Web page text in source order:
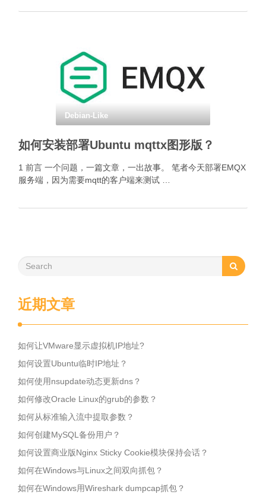
Debian-Like
如何安装部署Ubuntu mqttx图形版？
1 前言 一个问题，一篇文章，一出故事。 笔者今天部署EMQX
服务端，因为需要mqtt的客户端来测试 …
近期文章
如何让VMware显示虚拟机IP地址?
如何设置Ubuntu临时IP地址？
如何使用nsupdate动态更新dns？
如何修改Oracle Linux的grub的参数？
如何从标准输入流中提取参数？
如何创建MySQL备份用户？
如何设置商业版Nginx Sticky Cookie模块保持会话？
如何在Windows与Linux之间双向抓包？
如何在Windows用Wireshark dumpcap抓包？